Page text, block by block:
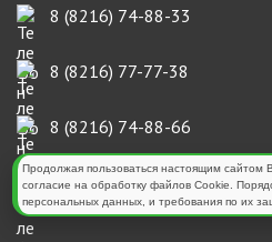
8 (8216) 74-88-33
8 (8216) 77-77-38
8 (8216) 74-88-66
Лаборатория анализов:
8 (8216) 78-55-00
Продолжая пользоваться настоящим сайтом
согласие на обработку файлов Cookie.
персональных данных, и требования по их